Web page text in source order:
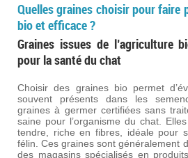
Quelles graines choisir pour faire
bio et efficace ?
Graines issues de l’agriculture
pour la santé du chat
Choisir des graines bio permet
souvent présents dans les
graines à germer certifiées sans
saine pour l’organisme du chat.
tendre, riche en fibres, idéale pour
félin. Ces graines sont généralement
des magasins spécialisés en